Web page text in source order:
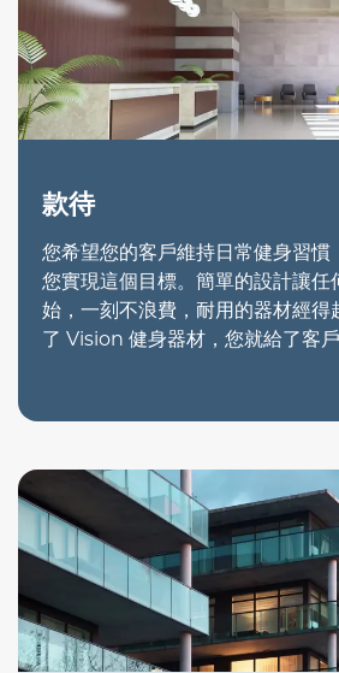
款待
您希望您的客戶維持日常健身習
您實現這個目標。簡單的設計讓任
始，一刻不浪費，耐用的器材經得
了 Vision 健身器材，您就給了客戶